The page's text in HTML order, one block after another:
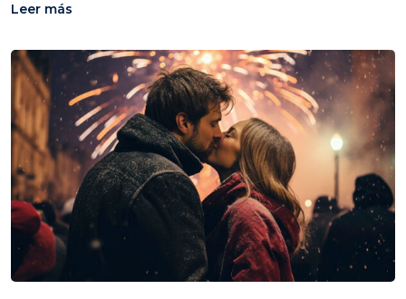
Leer más